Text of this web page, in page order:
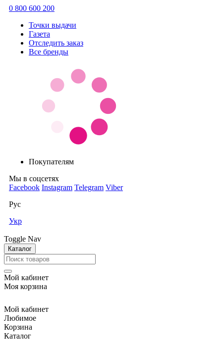
0 800 600 200
Точки выдачи
Газета
Отследить заказ
Все бренды
Покупателям
Мы в соцсетях
Facebook Instagram Telegram Viber
Рус
Укр
Toggle Nav
Каталог
Мой кабинет
Моя корзина
Мой кабинет
Любимое
Корзина
Каталог